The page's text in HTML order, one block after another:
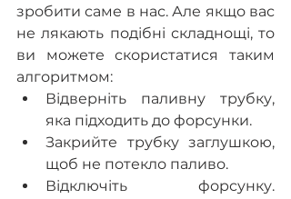
зробити саме в нас. Але якщо вас
не лякають подібні складнощі, то
ви можете скористатися таким
алгоритмом:
Відверніть паливну трубку,
яка підходить до форсунки.
Закрийте трубку заглушкою,
щоб не потекло паливо.
Відключіть форсунку.